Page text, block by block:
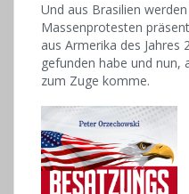
Und aus Brasilien
Massenprotesten
aus Armerika des Jahres
gefunden habe und nun,
zum Zuge komme.